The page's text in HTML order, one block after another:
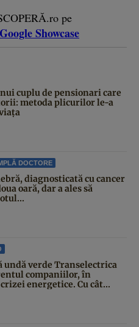
pe
Google Showcase
cuplu de pensionari care
metoda plicurilor le-a
DOCTORE
diagnosticată cu cancer
oară, dar a ales să
undă verde Transelectrica
companiilor, în
energetice. Cu cât...